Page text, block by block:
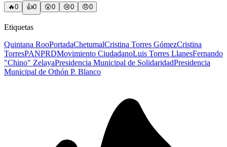
🔥0 👍0 😲0 😢0 😠0
Etiquetas
Quintana RooPortadaChetumalCristina Torres GómezCristina
TorresPANPRDMovimiento CiudadanoLuis Torres LlanesFernando
"Chino" ZelayaPresidencia Municipal de SolidaridadPresidencia
Municipal de Othón P. Blanco